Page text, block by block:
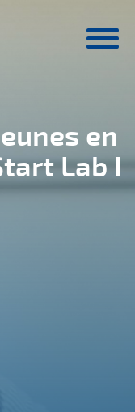
en
Lab I